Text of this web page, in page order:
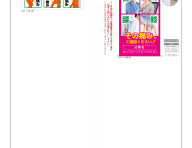
チュクミ 韓国グルメ 駐車場 鍋 夏
住まい・暮らし
取り扱い商品一覧
既製デザイン商品注文方法
BEGINNER'S GUIDE